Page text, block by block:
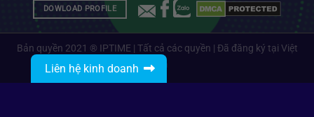
DOWLOAD PROFILE
Bản quyền 2021 ® IPTIME | Tất cả các quyền | Đã đăng ký tại Việt
Nam
Liên hệ kinh doanh